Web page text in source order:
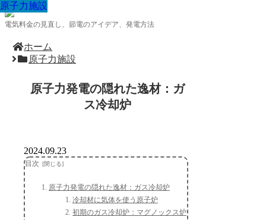
電気料金の見直し、節電のアイデア、発電方法
ホーム
原子力施設
原子力発電の隠れた逸材：ガ
ス冷却炉
原子力施設
2024.09.23
目次
原子力発電の隠れた逸材：ガス冷却炉
冷却材に気体を使う原子炉
初期のガス冷却炉：マグノックス炉
原子力施設
原子力施設
原子力施設
原子力施設
原子力施設
原子力施設
原子力施設
原子力施設